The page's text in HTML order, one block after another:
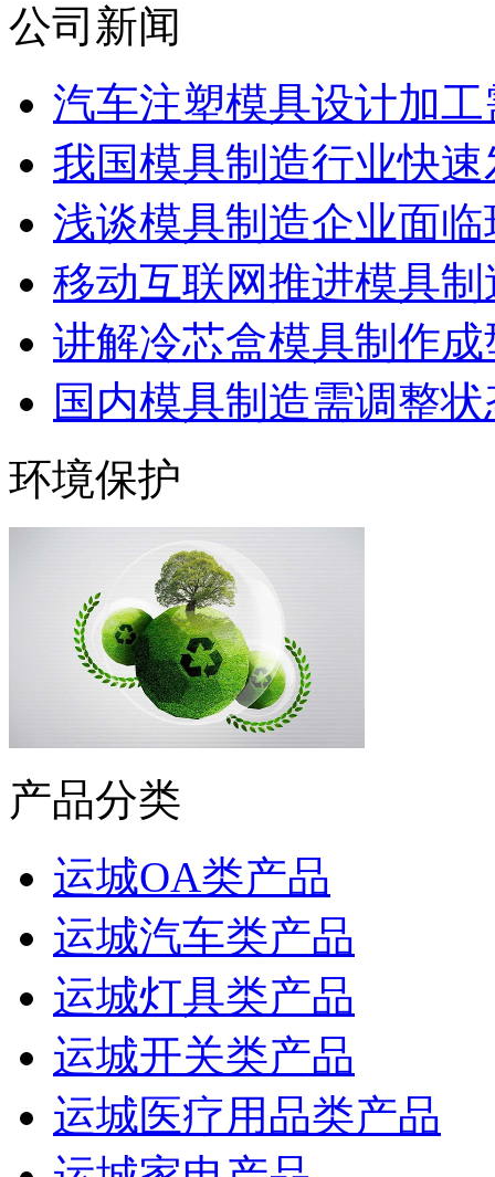
公司新闻
汽车注塑模具设计加
我国模具制造行业快
浅谈模具制造企业面
移动互联网推进模具
讲解冷芯盒模具制作
国内模具制造需调整
环境保护
产品分类
运城OA类产品
运城汽车类产品
运城灯具类产品
运城开关类产品
运城医疗用品类产品